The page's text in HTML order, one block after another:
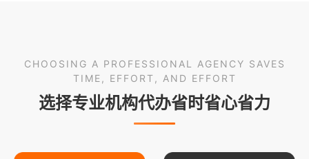
CHOOSING A PROFESSIONAL AGENCY SAVES
TIME, EFFORT, AND EFFORT
选择专业机构代办省时省心省力